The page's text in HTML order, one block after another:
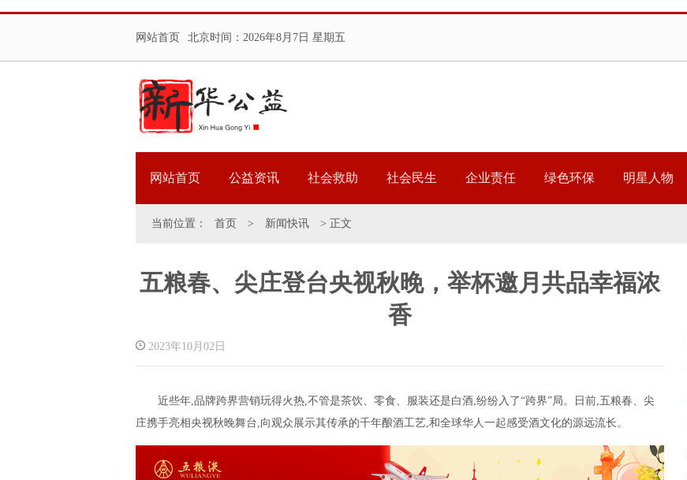
网站首页 北京时间： 2026年8月7日 星期五
网站首页 公益资讯 社会救助 社会民生 企业责任 绿色环保 明星人物
当前位置： 首页 > 新闻快讯 > 正文
五粮春、尖庄登台央视秋晚，举杯邀月共品幸福浓
香
2023年10月02日
近些年,品牌跨界营销玩得火热,不管是茶饮、零食、服装还是白酒,纷纷入了“跨界”局。日前,五粮春、尖
庄携手亮相央视秋晚舞台,向观众展示其传承的千年酿酒工艺,和全球华人一起感受酒文化的源远流长。